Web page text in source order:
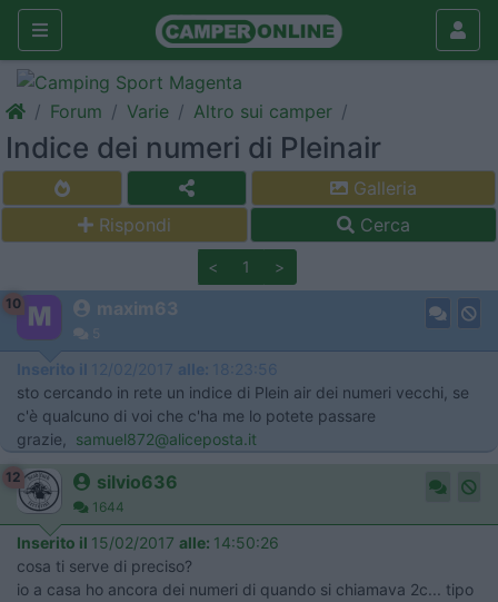
Forum Varie Altro sui camper
Indice dei numeri di Pleinair
Galleria
Rispondi
Cerca
< 1 >
10 maxim63
5
Inserito il 12/02/2017 alle: 18:23:56
sto cercando in rete un indice di Plein air dei numeri vecchi, se
c'è qualcuno di voi che c'ha me lo potete passare
grazie, samuel872@aliceposta.it
12 silvio636
1644
Inserito il 15/02/2017 alle: 14:50:26
cosa ti serve di preciso?
io a casa ho ancora dei numeri di quando si chiamava 2c... tipo